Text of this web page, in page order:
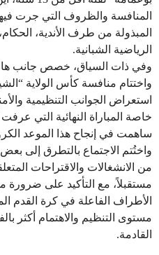
المنافسة والظروف التي جرت
المبذولة من طرف الأندية،
الرياضية الشبانية.
وفي ذات السياق، خصص جانب
واختتام منافسة كأس الولاية
استعراض الجوانب التنظيمية
خاصة المباراة النهائية التي
ساهمت في إنجاح هذا الموعد
واختُتم الاجتماع بالتطرق إلى
من الانشغالات والاقتراحات
مستقبلاً، مع التأكيد على ضرورة
الأطراف الفاعلة في كرة القدم
مستوى التنظيم والاهتمام أكثر
القادمة.